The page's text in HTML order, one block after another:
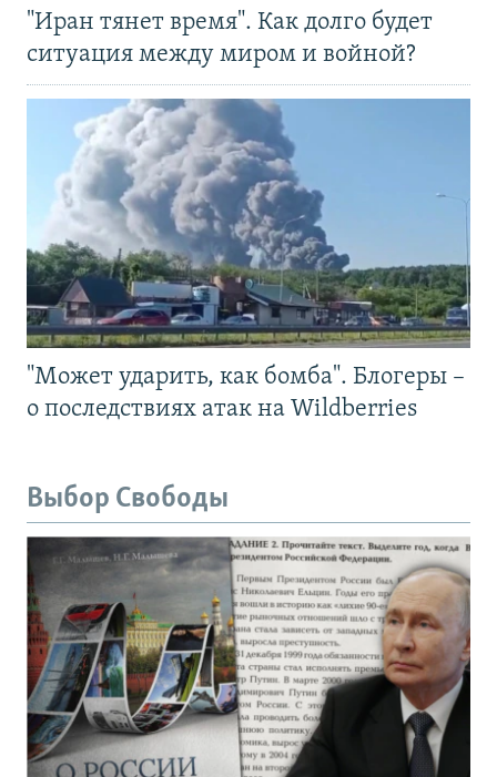
"Иран тянет время". Как долго будет
ситуация между миром и войной?
"Может ударить, как бомба". Блогеры –
о последствиях атак на Wildberries
Выбор Свободы